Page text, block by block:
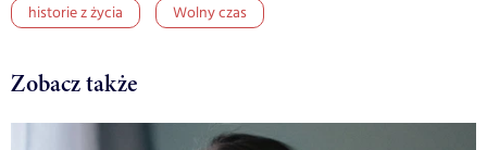
historie z życia Wolny czas
Zobacz także